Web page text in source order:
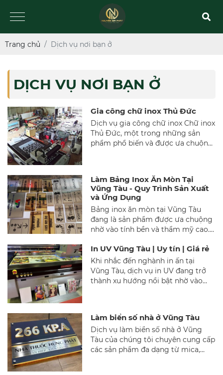
Trang chủ Dịch vụ nơi bạn ở
DỊCH VỤ NƠI BẠN Ở
Gia công chữ inox Thủ Đức
Dịch vụ gia công chữ inox Chữ inox
Thủ Đức, một trong những sản
phẩm phổ biến và được ưa chuộng
độ bền cao, chữ inox không chỉ
mang lại hiệu quả quảng cáo vượt
trội mà còn góp phần nâng cao giá
trị thẩm mỹ cho các công trình.
Làm Bảng Inox Ăn Mòn Tại
Vũng Tàu - Quy Trình Sản Xuất
và Ứng Dụng
Bảng inox ăn mòn tại Vũng Tàu
đang là sản phẩm được ưa chuộng
nhờ vào tính bền và thẩm mỹ cao.
hiểu quy trình sản xuất và ứng
dụng của bảng inox ăn mòn.
In UV Vũng Tàu | Uy tín | Giá rẻ
Khi nhắc đến nghành in ấn tại
Vũng Tàu, dịch vụ in UV đang trở
thành xu hướng nổi bật nhờ vào
dịch vụ in UV của Nguyễn Gia Phát,
một trong những công ty hàng
đầu trong lĩnh vực này.
Làm biển số nhà ở Vũng Tàu
Dịch vụ làm biển số nhà ở Vũng
Tàu của chúng tôi chuyên cung cấp
các sản phẩm đa dạng từ mica,